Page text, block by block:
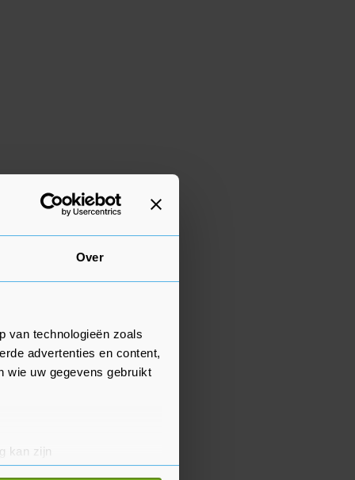
Over
van technologieën zoals
advertenties en content,
wie uw gegevens gebruikt
kan zijn